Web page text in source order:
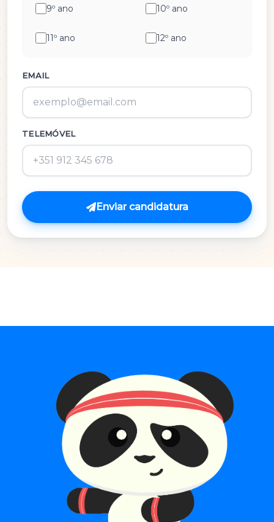
História e Cultura das Artes
Inglês
M.A.C.S.
Matemática 3º Ciclo
Matemática A
Matemática B
Português
9º ano 10º ano
11º ano 12º ano
EMAIL
TELEMÓVEL
Enviar candidatura